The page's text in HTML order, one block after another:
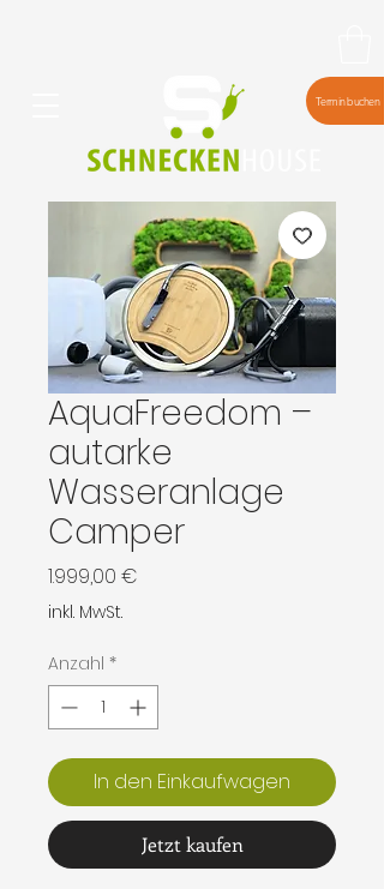
Termin buchen
AquaFreedom –
autarke
Wasseranlage
Camper
1.999,00 €
inkl. MwSt.
Anzahl *
In den Einkaufwagen
Jetzt kaufen